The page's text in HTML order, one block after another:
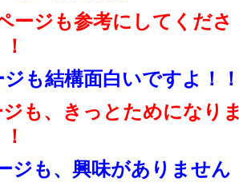
ージも参考にしてくださ
も結構面白いですよ！！
も、きっとためになりま
ジも、興味がありません